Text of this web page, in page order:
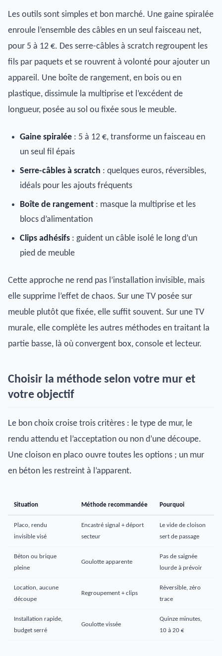
Les outils sont simples et bon marché. Une gaine spiralée
enroule l’ensemble des câbles en un seul faisceau net,
pour 5 à 12 €. Des serre-câbles à scratch regroupent les
fils par paquets et se rouvrent à volonté pour ajouter un
appareil. Une boîte de rangement, en bois ou en
plastique, dissimule la multiprise et l’excédent de
longueur, posée au sol ou fixée sous le meuble.
Gaine spiralée : 5 à 12 €, transforme un faisceau en
un seul fil épais
Serre-câbles à scratch : quelques euros, réversibles,
idéals pour les ajouts fréquents
Boîte de rangement : masque la multiprise et les
blocs d’alimentation
Clips adhésifs : guident un câble isolé le long d’un
pied de meuble
Cette approche ne rend pas l’installation invisible, mais
elle supprime l’effet de chaos. Sur une TV posée sur
meuble plutôt que fixée, elle suffit souvent. Sur une TV
murale, elle complète les autres méthodes en traitant la
partie basse, là où convergent box, console et lecteur.
Choisir la méthode selon votre mur et
votre objectif
Le bon choix croise trois critères : le type de mur, le
rendu attendu et l’acceptation ou non d’une découpe.
Une cloison en placo ouvre toutes les options ; un mur
en béton les restreint à l’apparent.
Situation Méthode recommandée Pourquoi
Placo, rendu
invisible visé
Encastré signal + déport
secteur
Le vide de cloison
sert de passage
Béton ou brique
pleine
Goulotte apparente
Pas de saignée
lourde à prévoir
Location, aucune
découpe
Regroupement + clips
Réversible, zéro
trace
Installation rapide,
budget serré
Goulotte vissée
Quinze minutes,
10 à 20 €